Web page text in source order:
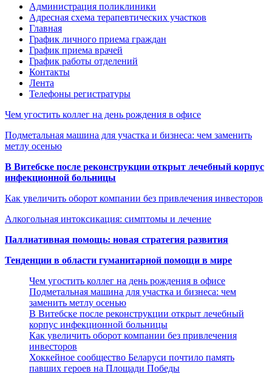
Администрация поликлиники
Адресная схема терапевтических участков
Главная
График личного приема граждан
График приема врачей
График работы отделений
Контакты
Лента
Телефоны регистратуры
Чем угостить коллег на день рождения в офисе
Подметальная машина для участка и бизнеса: чем заменить
метлу осенью
В Витебске после реконструкции открыт лечебный корпус
инфекционной больницы
Как увеличить оборот компании без привлечения инвесторов
Алкогольная интоксикация: симптомы и лечение
Паллиативная помощь: новая стратегия развития
Тенденции в области гуманитарной помощи в мире
Чем угостить коллег на день рождения в офисе
Подметальная машина для участка и бизнеса: чем
заменить метлу осенью
В Витебске после реконструкции открыт лечебный
корпус инфекционной больницы
Как увеличить оборот компании без привлечения
инвесторов
Хоккейное сообщество Беларуси почтило память
павших героев на Площади Победы